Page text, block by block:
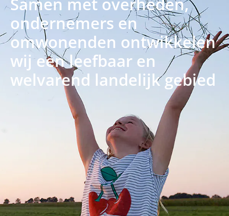
ondernemers en
omwonenden ontwikkelen
wij een leefbaar en
welvarend landelijk gebied